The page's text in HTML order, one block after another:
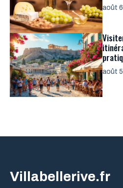
août
août
Villabellerive.fr